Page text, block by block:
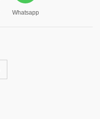
Whatsapp